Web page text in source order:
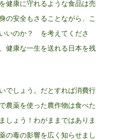
健康に守れるような食品は売
の安全もさることながら、こ
いのか？ を考えてくださ
健康な一生を送れる日本を残
でしょう。だとすれば消費行
農薬を使った農作物は食べた
しょう！わがままではありま
の毒の影響を広く知らせまし